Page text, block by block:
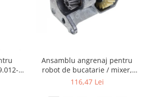
Ansamblu angrenaj pentru
robot de bucatarie / mixer,
KITCHENAID 2403092
116,47 Lei